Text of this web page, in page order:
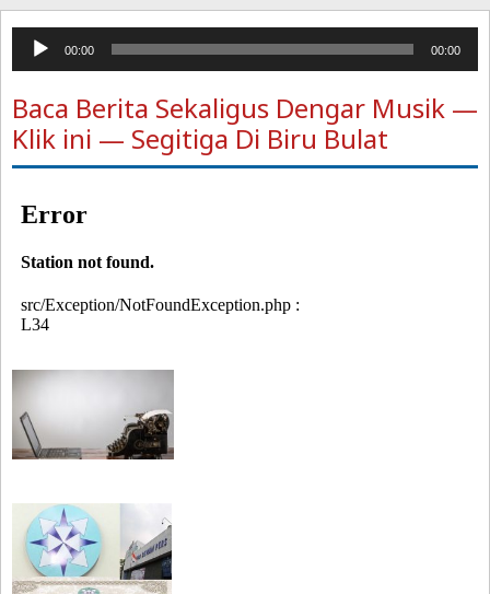
Pemutar
Audio
00:00 00:00
Baca Berita Sekaligus Dengar Musik —
Klik ini — Segitiga Di Biru Bulat